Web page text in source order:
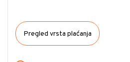
Pregled vrsta plaćanja